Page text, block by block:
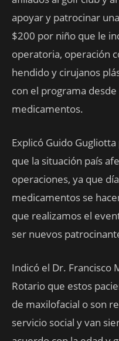
apoyar y patrocinar
$200 por niño que le
operatoria, operación
hendido y cirujanos
con el programa
medicamentos.
Explicó Guido
que la situación país
operaciones, ya que
medicamentos se
que realizamos el
ser nuevos
Indicó el Dr. Francisco
Rotario que estos
de maxilofacial o son
servicio social y van